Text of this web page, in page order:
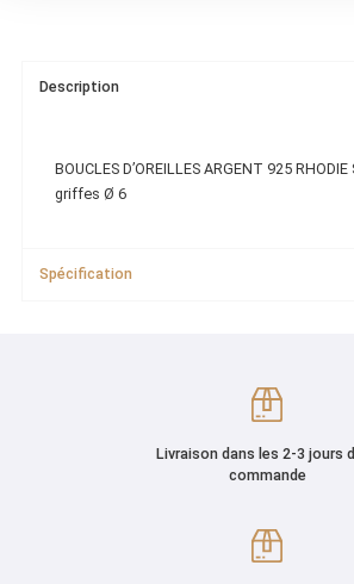
Description
BOUCLES D’OREILLES ARGENT 925
griffes Ø 6
Spécification
Livraison dans les 2-3 jours
commande